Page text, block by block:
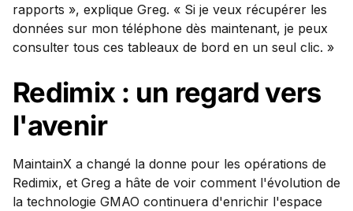
rapports », explique Greg. « Si je veux récupérer les
données sur mon téléphone dès maintenant, je peux
consulter tous ces tableaux de bord en un seul clic. »
Redimix : un regard vers
l'avenir
MaintainX a changé la donne pour les opérations de
Redimix, et Greg a hâte de voir comment l'évolution de
la technologie GMAO continuera d'enrichir l'espace